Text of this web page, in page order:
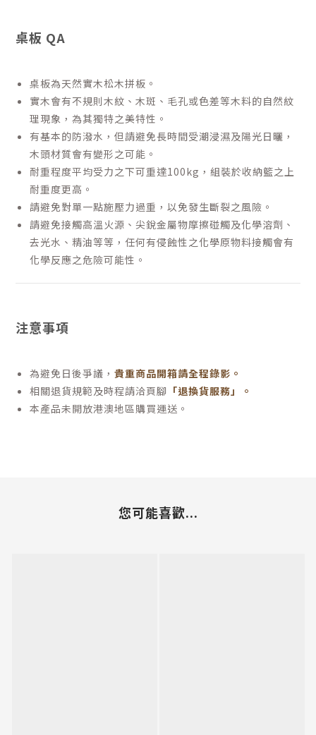
桌板 QA
桌板為天然實木松木拼板。
實木會有不規則木紋、木斑、毛孔或色差等木料的自然紋
理現象，為其獨特之美特性。
有基本的防潑水，但請避免長時間受潮浸濕及陽光日曬，
木頭材質會有變形之可能。
耐重程度平均受力之下可重達100kg，組裝於收納籃之上
耐重度更高。
請避免對單一點施壓力過重，以免發生斷裂之風險。
請避免接觸高溫火源、尖銳金屬物摩擦碰觸及化學溶劑、
去光水、精油等等，任何有侵蝕性之化學原物料接觸會有
化學反應之危險可能性。
注意事項
為避免日後爭議， 貴重商品開箱請全程錄影。
相關退貨規範及時程請洽頁腳 「退換貨服務」
。
本產品未開放港澳地區購買運送。
您可能喜歡...